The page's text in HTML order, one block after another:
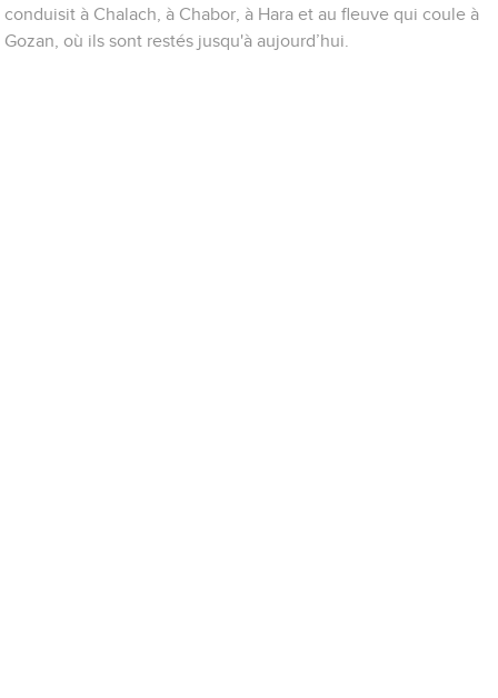
conduisit à Chalach, à Chabor, à Hara et au fleuve qui coule à
Gozan, où ils sont restés jusqu'à aujourd’hui.